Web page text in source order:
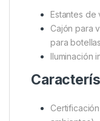
Estantes de
Cajón para
para botellas
Iluminación